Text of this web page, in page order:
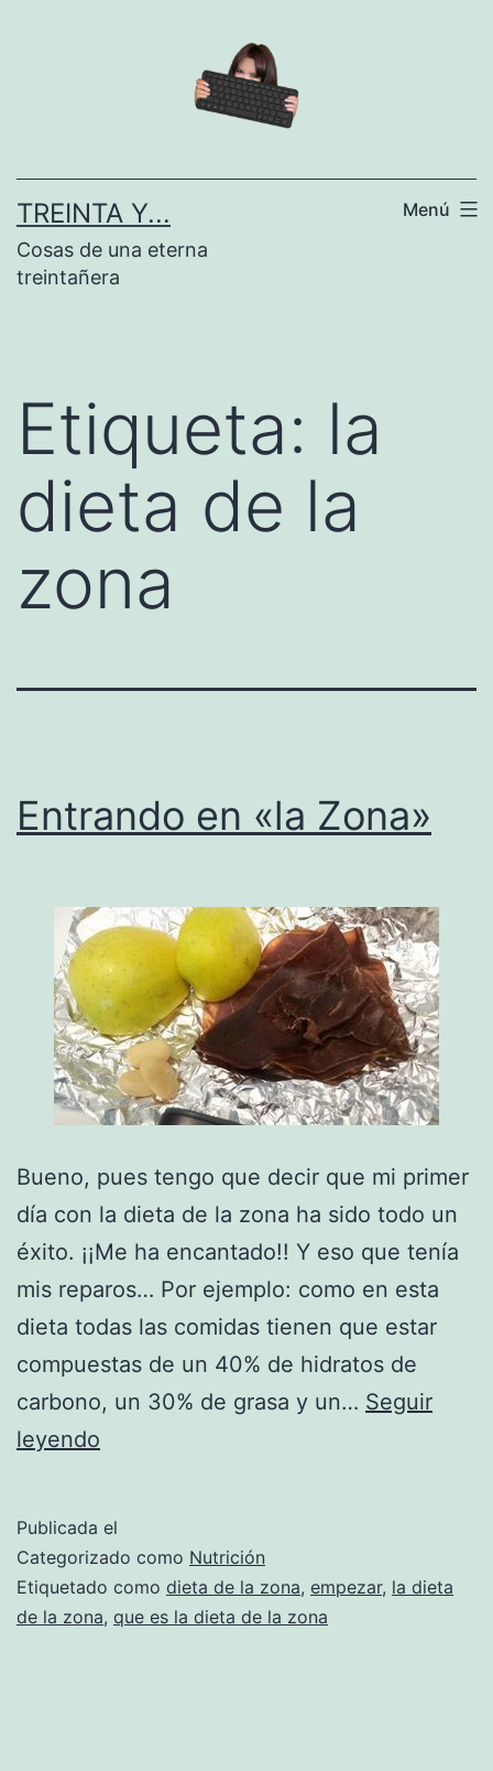
TREINTA Y...
Cosas de una eterna
treintañera
Menú
Etiqueta: la
dieta de la
zona
Entrando en «la Zona»
Bueno, pues tengo que decir que mi primer
día con la dieta de la zona ha sido todo un
éxito. ¡¡Me ha encantado!! Y eso que tenía
mis reparos… Por ejemplo: como en esta
dieta todas las comidas tienen que estar
compuestas de un 40% de hidratos de
carbono, un 30% de grasa y un… Seguir
leyendo
Zona»
Publicada el
Categorizado como Nutrición
Etiquetado como dieta de la zona, empezar, la dieta
de la zona, que es la dieta de la zona